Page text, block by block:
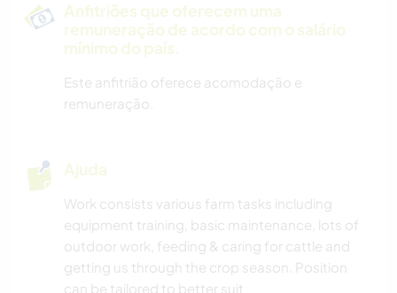
Anfitriões que oferecem uma
remuneração de acordo com o salário
mínimo do país.
Este anfitrião oferece acomodação e
remuneração.
Ajuda
Work consists various farm tasks including
equipment training, basic maintenance, lots of
outdoor work, feeding & caring for cattle and
getting us through the crop season. Position
can be tailored to better suit